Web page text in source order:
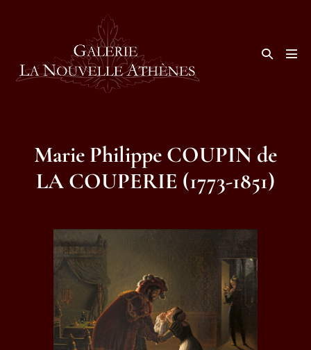
Basculer
Marie Philippe COUPIN de
LA COUPERIE (1773-1851)